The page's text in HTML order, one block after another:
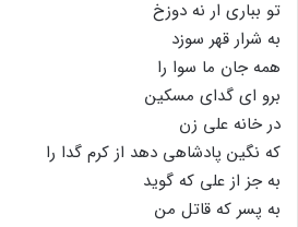
تو ببارى ار نه دوزخ
به شرار قهر سوزد
همه جان ما سوا را
برو اى گداى مسکین
در خانه على زن
که نگین پادشاهى دهد از کرم گدا را
به جز از على که گوید
به پسر که قاتل من